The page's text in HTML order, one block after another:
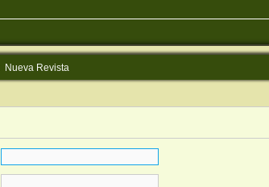
Nueva Revista